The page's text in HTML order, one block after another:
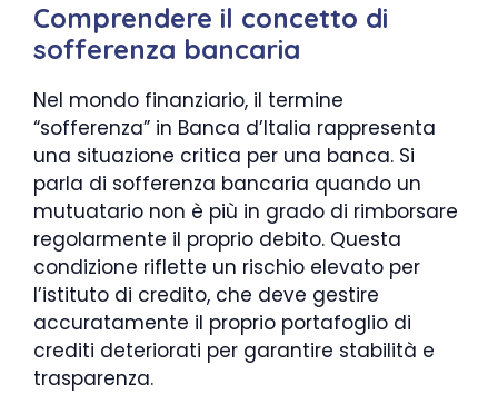
Comprendere il concetto di
sofferenza bancaria
Nel mondo finanziario, il termine
“sofferenza” in Banca d’Italia rappresenta
una situazione critica per una banca. Si
parla di sofferenza bancaria quando un
mutuatario non è più in grado di rimborsare
regolarmente il proprio debito. Questa
condizione riflette un rischio elevato per
l’istituto di credito, che deve gestire
accuratamente il proprio portafoglio di
crediti deteriorati per garantire stabilità e
trasparenza.